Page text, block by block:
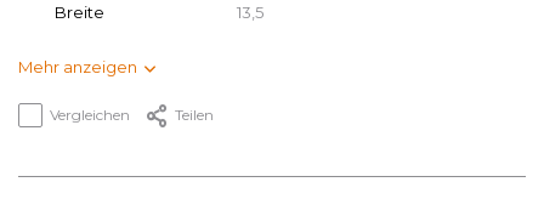
Breite 13,5
Mehr anzeigen
Vergleichen Teilen